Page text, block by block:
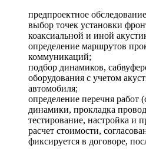
предпроектное
выбор точек установки
коаксиальной и иной
определение маршрутов
коммуникаций;
подбор динамиков,
оборудования с учетом
автомобиля;
определение перечня работ
динамики, прокладка
тестирование, настройка и
расчет стоимости,
фиксируется в договоре,